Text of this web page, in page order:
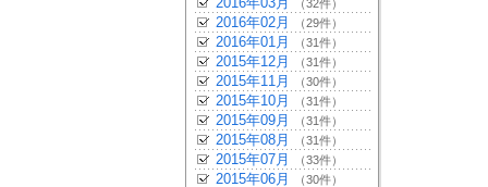
（32件）
2016年02月 （29件）
2016年01月 （31件）
2015年12月 （31件）
2015年11月 （30件）
2015年10月 （31件）
2015年09月 （31件）
2015年08月 （31件）
2015年07月 （33件）
2015年06月 （30件）